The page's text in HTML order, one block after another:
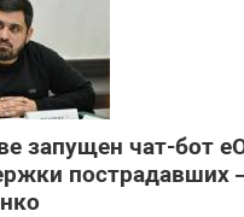
запущен чат-бот
пострадавших